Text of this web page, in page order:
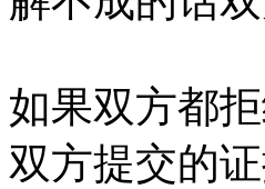
如果双方都
双方提交的